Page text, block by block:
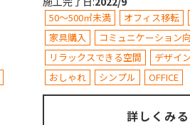
50～500㎡未満 オフィス移転
家具購入
コミュニケーション
リラックスできる空間
デザイ
おしゃれ
シンプル OFFICE
詳しくみる